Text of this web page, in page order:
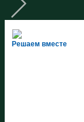
Решаем вместе